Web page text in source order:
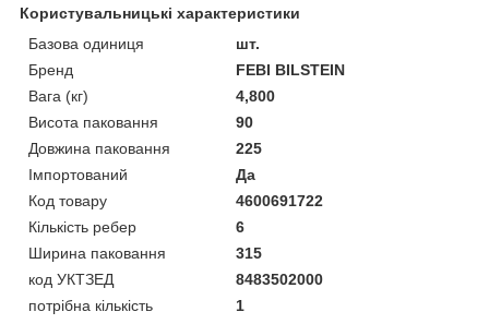
Користувальницькі характеристики
Базова одиниця
шт.
Бренд
FEBI BILSTEIN
Вага (кг)
4,800
Висота паковання
90
Довжина паковання
225
Імпортований
Да
Код товару
4600691722
Кількість ребер
6
Ширина паковання
315
код УКТЗЕД
8483502000
потрібна кількість
1